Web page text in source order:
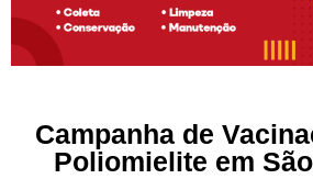
Campanha de
Poliomielite em